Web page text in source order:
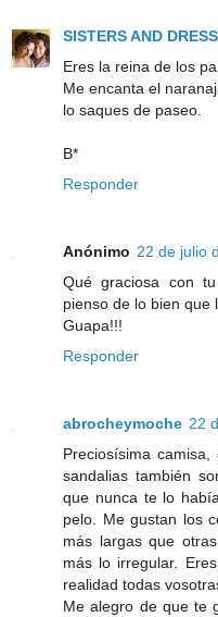
SISTERS AND
Eres la reina de los
Me encanta el
lo saques de paseo.
B*
Responder
Anónimo 22 de julio
Qué graciosa con
pienso de lo bien que
Guapa!!!
Responder
abrocheymoche 22
Preciosísima
sandalias también
que nunca te lo
pelo. Me gustan los
más largas que
más lo irregular.
realidad todas
Me alegro de que te